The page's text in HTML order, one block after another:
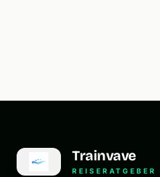
Trainvave
REISERATGEBER